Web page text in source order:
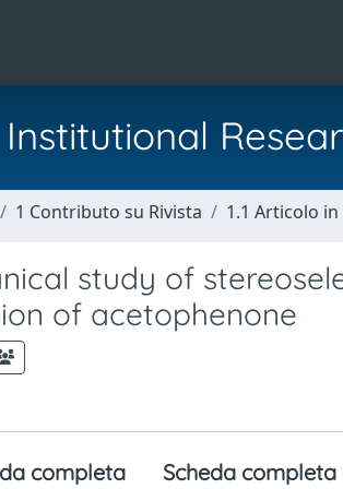
Institutional
1 Contributo su Rivista 1.1 Articolo
study of
of acetophenone
completa Scheda completa